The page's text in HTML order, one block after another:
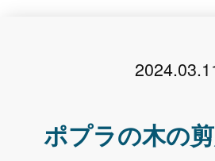
ポプラの木の